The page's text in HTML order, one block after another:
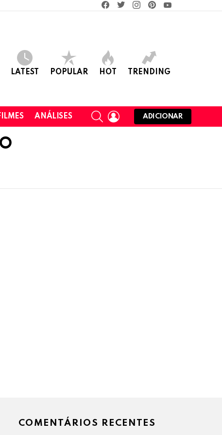
LATEST POPULAR HOT TRENDING
ANÁLISES
SEARCHLOGIN
ADICIONAR
COMENTÁRIOS RECENTES